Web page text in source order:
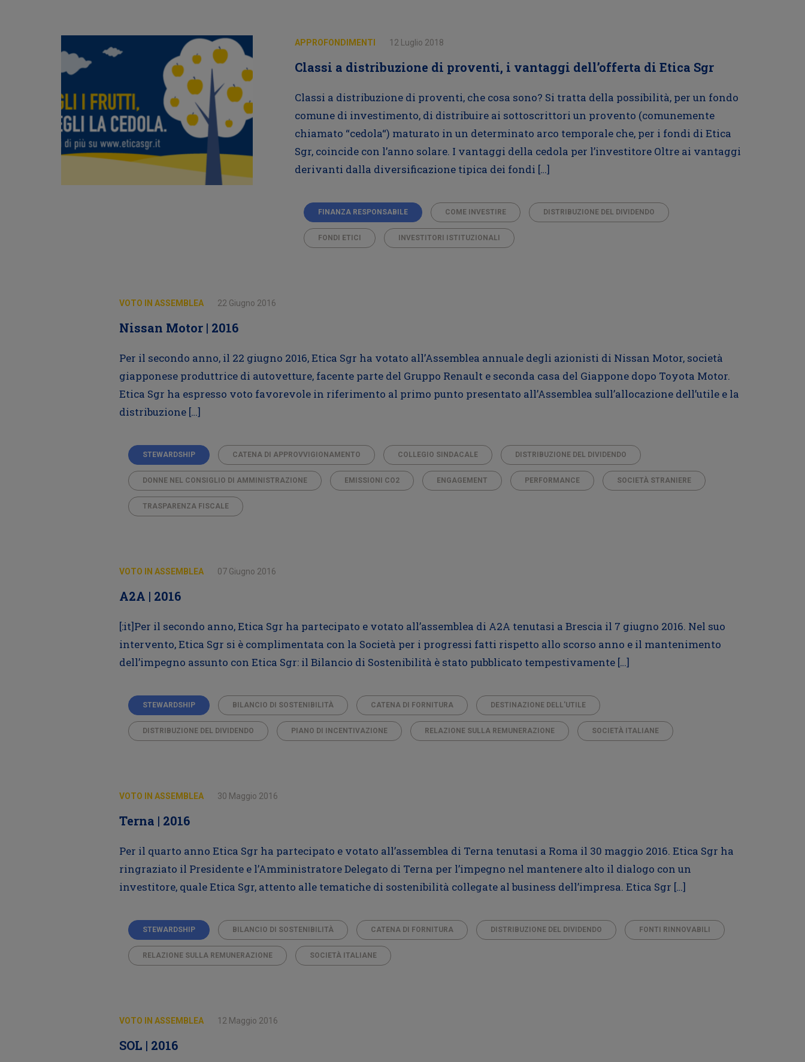
APPROFONDIMENTI 12 Luglio 2018
Classi a distribuzione di proventi, i vantaggi dell’offerta di Etica Sgr
Classi a distribuzione di proventi, che cosa sono? Si tratta della possibilità, per un fondo
comune di investimento, di distribuire ai sottoscrittori un provento (comunemente
chiamato “cedola“) maturato in un determinato arco temporale che, per i fondi di Etica
Sgr, coincide con l’anno solare. I vantaggi della cedola per l’investitore Oltre ai vantaggi
derivanti dalla diversificazione tipica dei fondi […]
FINANZA RESPONSABILE COME INVESTIRE DISTRIBUZIONE DEL DIVIDENDO
FONDI ETICI INVESTITORI ISTITUZIONALI
VOTO IN ASSEMBLEA 22 Giugno 2016
Nissan Motor | 2016
Per il secondo anno, il 22 giugno 2016, Etica Sgr ha votato all’Assemblea annuale degli azionisti di Nissan Motor, società
giapponese produttrice di autovetture, facente parte del Gruppo Renault e seconda casa del Giappone dopo Toyota Motor.
Etica Sgr ha espresso voto favorevole in riferimento al primo punto presentato all’Assemblea sull’allocazione dell’utile e la
distribuzione […]
STEWARDSHIP CATENA DI APPROVVIGIONAMENTO COLLEGIO SINDACALE DISTRIBUZIONE DEL DIVIDENDO
DONNE NEL CONSIGLIO DI AMMINISTRAZIONE EMISSIONI CO2 ENGAGEMENT PERFORMANCE SOCIETÀ STRANIERE
TRASPARENZA FISCALE
VOTO IN ASSEMBLEA 07 Giugno 2016
A2A | 2016
[:it]Per il secondo anno, Etica Sgr ha partecipato e votato all’assemblea di A2A tenutasi a Brescia il 7 giugno 2016. Nel suo
intervento, Etica Sgr si è complimentata con la Società per i progressi fatti rispetto allo scorso anno e il mantenimento
dell’impegno assunto con Etica Sgr: il Bilancio di Sostenibilità è stato pubblicato tempestivamente […]
STEWARDSHIP BILANCIO DI SOSTENIBILITÀ CATENA DI FORNITURA DESTINAZIONE DELL'UTILE
DISTRIBUZIONE DEL DIVIDENDO PIANO DI INCENTIVAZIONE RELAZIONE SULLA REMUNERAZIONE SOCIETÀ ITALIANE
VOTO IN ASSEMBLEA 30 Maggio 2016
Terna | 2016
Per il quarto anno Etica Sgr ha partecipato e votato all’assemblea di Terna tenutasi a Roma il 30 maggio 2016. Etica Sgr ha
ringraziato il Presidente e l’Amministratore Delegato di Terna per l’impegno nel mantenere alto il dialogo con un
investitore, quale Etica Sgr, attento alle tematiche di sostenibilità collegate al business dell’impresa. Etica Sgr […]
STEWARDSHIP BILANCIO DI SOSTENIBILITÀ CATENA DI FORNITURA DISTRIBUZIONE DEL DIVIDENDO FONTI RINNOVABILI
RELAZIONE SULLA REMUNERAZIONE SOCIETÀ ITALIANE
VOTO IN ASSEMBLEA 12 Maggio 2016
SOL | 2016